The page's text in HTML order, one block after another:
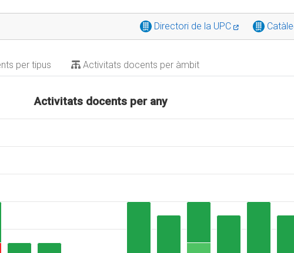
Directori de la UPC
per tipus Activitats docents per àmbit
Activitats docents per any